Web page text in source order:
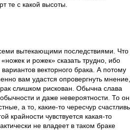
те с какой высоты.
вытекающими последствиями. Что
и рожек» сказать трудно, ибо
векторного брака. А потому
вам удастся опровергнуть мнение,
слишком рискован. Обычна слава
и даже невероятности. То
а то, какие-то чересчур
крайности чувствуется какая-то
не владеет в таком браке